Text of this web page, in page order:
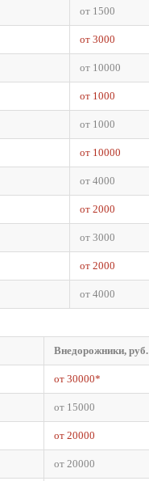
от 1500
от 3000
от 10000
от 1000
от 1000
от 10000
от 4000
от 2000
от 3000
от 2000
от 4000
Внедорожники, руб.
от 30000*
от 15000
от 20000
от 20000